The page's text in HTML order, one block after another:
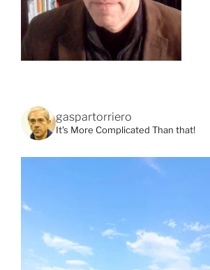
gaspartorriero
It's More Complicated Than that!